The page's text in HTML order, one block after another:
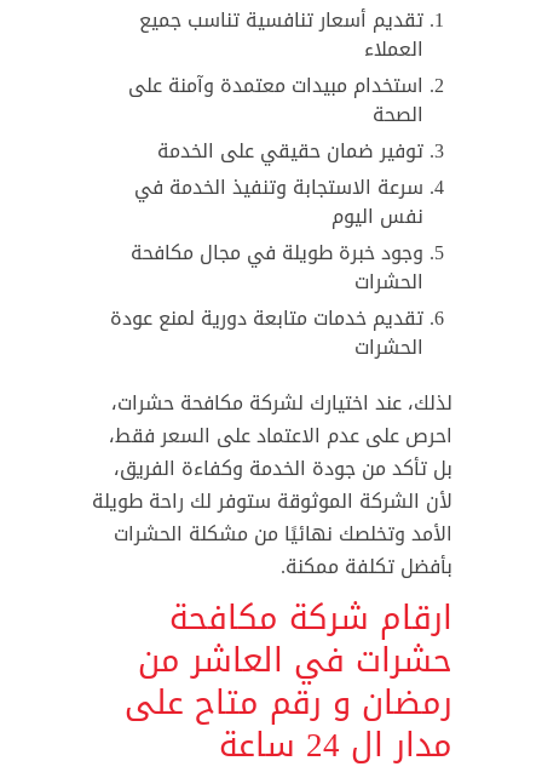
تقديم أسعار تنافسية تناسب جميع
العملاء
استخدام مبيدات معتمدة وآمنة على
الصحة
توفير ضمان حقيقي على الخدمة
سرعة الاستجابة وتنفيذ الخدمة في
نفس اليوم
وجود خبرة طويلة في مجال مكافحة
الحشرات
تقديم خدمات متابعة دورية لمنع عودة
الحشرات
لذلك، عند اختيارك لشركة مكافحة حشرات،
احرص على عدم الاعتماد على السعر فقط،
بل تأكد من جودة الخدمة وكفاءة الفريق،
لأن الشركة الموثوقة ستوفر لك راحة طويلة
الأمد وتخلصك نهائيًا من مشكلة الحشرات
بأفضل تكلفة ممكنة.
ارقام شركة مكافحة
حشرات في العاشر من
رمضان و رقم متاح على
مدار ال 24 ساعة